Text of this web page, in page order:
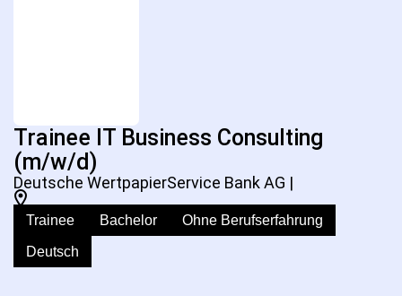
Trainee IT Business Consulting
(m/w/d)
Deutsche WertpapierService Bank AG |
Trainee Bachelor Ohne Berufserfahrung
Deutsch